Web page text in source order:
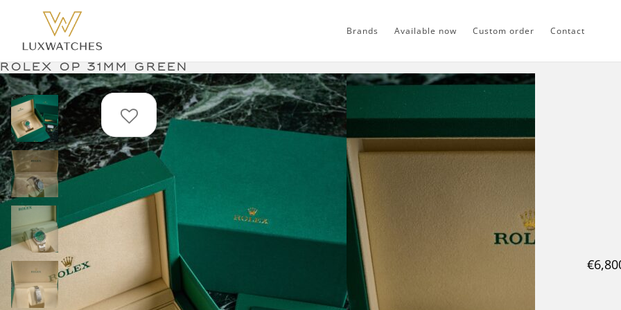
Brands Available now Custom order Contact
Rolex op 31mm green
€